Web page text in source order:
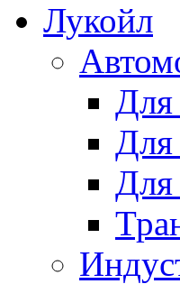
Лукойл
Для
Для
Для